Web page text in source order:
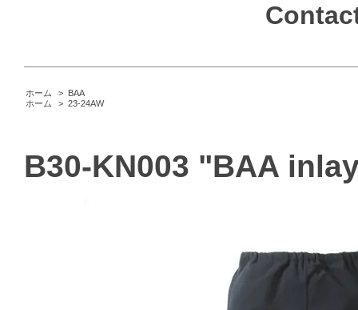
ホーム > BAA
ホーム
> 23-24AW
B30-KN003 "BAA